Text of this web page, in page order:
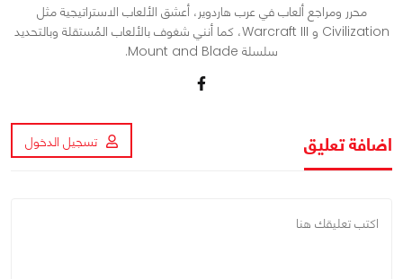
محرر ومراجع ألعاب في عرب هاردوير، أعشق الألعاب الاستراتيجية مثل
Civilization و Warcraft III، كما أنني شغوف بالألعاب المُستقلة وبالتحديد
سلسلة Mount and Blade.
اضافة تعليق تسجيل الدخول